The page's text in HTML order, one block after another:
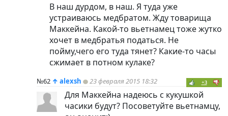
В наш дурдом, в наш. Я туда уже
устраиваюсь медбратом. Жду товарища
Маккейна. Какой-то вьетнамец тоже жутко
хочет в медбратья податься. Не
пойму,чего его туда тянет? Какие-то часы
сжимает в потном кулаке?
№62 ↑ alexsh 23 февраля 2015 18:32 +3
Для Маккейна надеюсь с кукушкой
часики будут? Посоветуйте вьетнамцу,